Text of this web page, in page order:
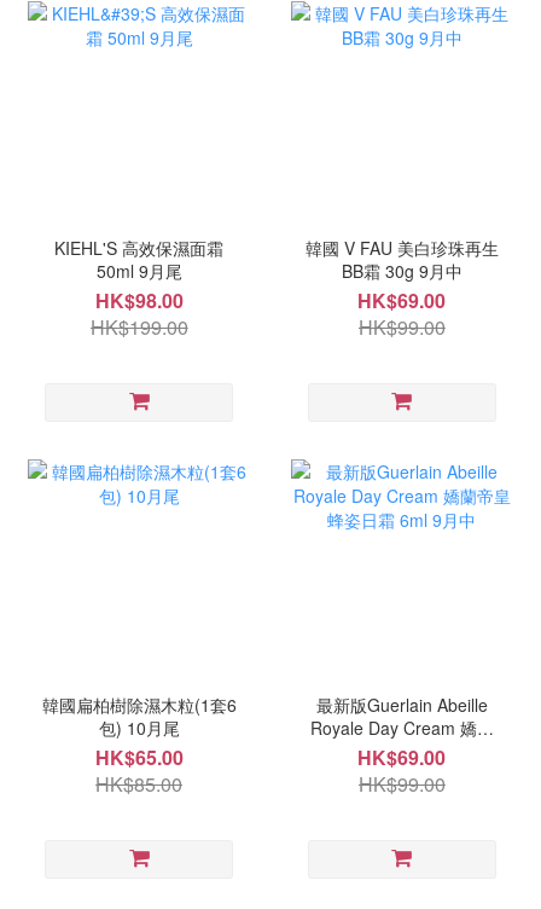
KIEHL'S 高效保濕面霜
50ml 9月尾
HK$98.00
HK$199.00
韓國 V FAU 美白珍珠再生
BB霜 30g 9月中
HK$69.00
HK$99.00
韓國扁柏樹除濕木粒(1套6
包) 10月尾
HK$65.00
HK$85.00
最新版Guerlain Abeille
Royale Day Cream 嬌蘭
HK$69.00
HK$99.00